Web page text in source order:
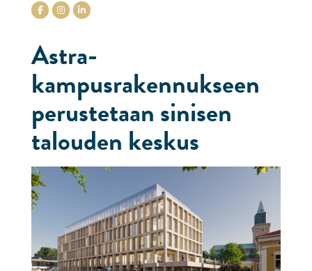
stiftelsenabo Facebook
stiftelsenabo Instagram
stiftelsenabo Linkedin
Astra-
kampusrakennukseen
perustetaan sinisen
talouden keskus